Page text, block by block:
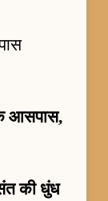
आसपास,
की धुंध